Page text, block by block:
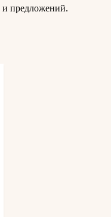
и предложений.